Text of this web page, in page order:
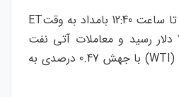
معاملات آتی نفت برنت تا ساعت 12:40 بامداد به وقتET
با 0.59٪ رشد به 75.25 دلار رسید و معاملات آتی نفت
وست تگزاس اینترمدیت (WTI) با جهش 0.47 درصدی به